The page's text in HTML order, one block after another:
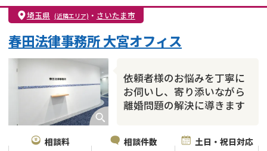
親権・面会交流権
DV
モラハラ
不貞・不倫慰謝料請求
国際離婚
財産分与
内縁の夫婦
埼玉県 (近隣エリア) ・ さいたま市
依頼者様のお悩みを丁寧に
お伺いし、寄り添いながら
離婚問題の解決に導きます
春田法律事務所 大宮オフィス
相談料 相談件数 土日・祝日対応